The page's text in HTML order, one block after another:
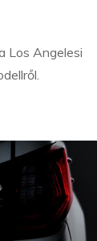
Los Angelesi